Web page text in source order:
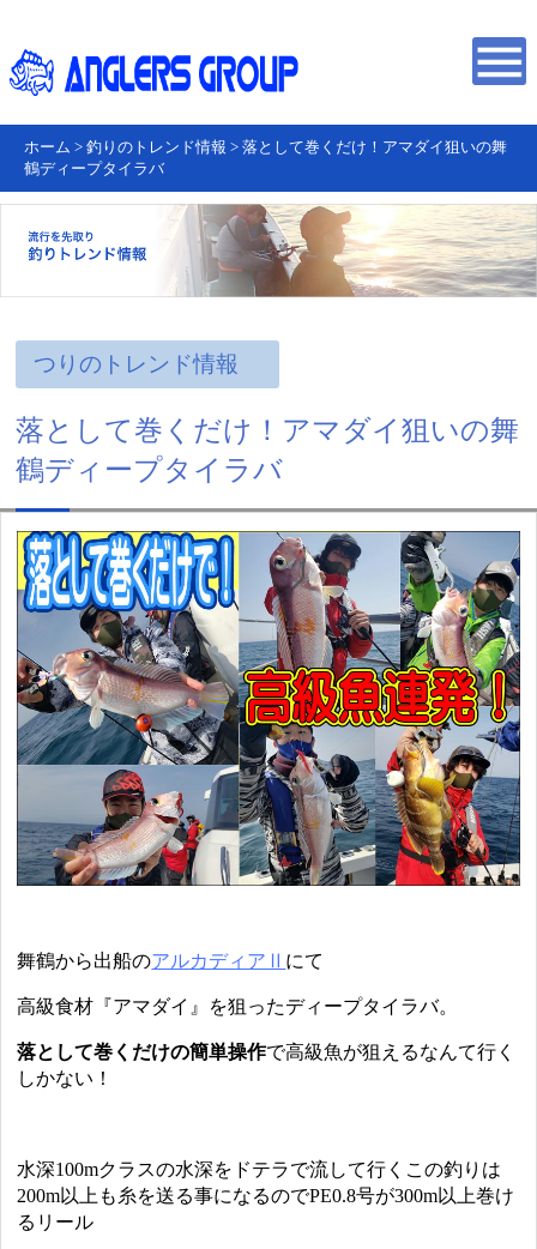
ホーム > 釣りのトレンド情報 > 落として巻くだけ！アマダイ狙いの舞
鶴ディープタイラバ
つりのトレンド情報
落として巻くだけ！アマダイ狙いの舞
鶴ディープタイラバ
舞鶴から出船のアルカディアⅡ にて
高級食材『アマダイ』を狙ったディープタイラバ。
落として巻くだけの簡単操作で高級魚が狙えるなんて行く
しかない！
水深100mクラスの水深をドテラで流して行くこの釣りは
200m以上も糸を送る事になるのでPE0.8号が300m以上巻け
るリール